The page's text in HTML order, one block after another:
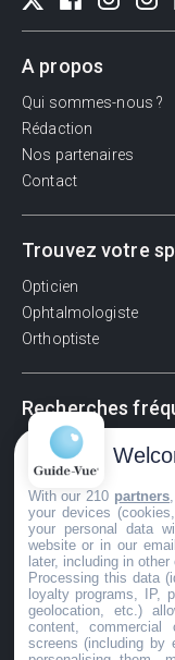
A propos
Qui sommes-nous ?
Rédaction
Nos partenaires
Contact
Trouvez votre
Opticien
Ophtalmologiste
Orthoptiste
Recherches
Pathologies adultes
Signes d'une
La vision
Acuité visuelle
Myosis / mydriase
Œdème oculaire
©GuideVue2024
With our 210 partners
your devices
your personal data
website or in our
later, including in other
Processing this data
loyalty programs, IP,
geolocation, etc.)
content,
screens (including by